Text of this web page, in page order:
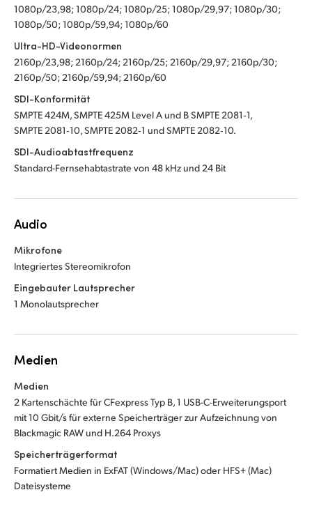
1080p/23,98; 1080p/24; 1080p/25; 1080p/29,97; 1080p/30;
1080p/50; 1080p/59,94; 1080p/60
Ultra-HD-Videonormen
2160p/23,98; 2160p/24; 2160p/25; 2160p/29,97; 2160p/30;
2160p/50; 2160p/59,94; 2160p/60
SDI-Konformität
SMPTE 424M, SMPTE 425M Level A und B SMPTE 2081‑1,
SMPTE 2081‑10, SMPTE 2082‑1 und SMPTE 2082‑10.
SDI-Audioabtastfrequenz
Standard-Fernsehabtastrate von 48 kHz und 24 Bit
Audio
Mikrofone
Integriertes Stereomikrofon
Eingebauter Lautsprecher
1 Monolautsprecher
Medien
Medien
2 Kartenschächte für CFexpress Typ B, 1 USB-C-Erweiterungsport
mit 10 Gbit/s für externe Speicherträger zur Aufzeichnung von
Blackmagic RAW und H.264 Proxys
Speicherträgerformat
Formatiert Medien in ExFAT (Windows/Mac) oder HFS+ (Mac)
Dateisysteme